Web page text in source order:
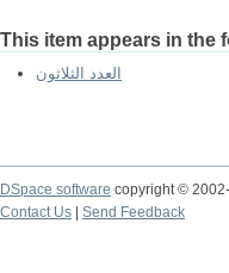
This item appears in the
العدد الثلاثون
DSpace software copyright ©
Contact Us
Send Feedback